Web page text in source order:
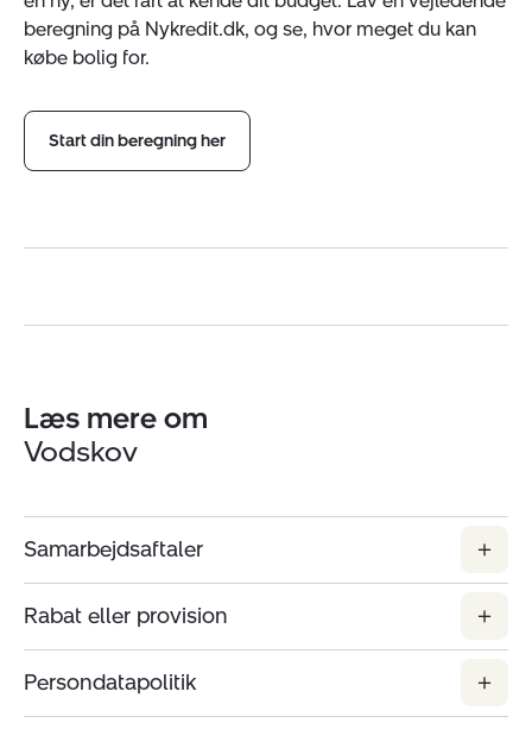
beregning på Nykredit.dk, og se, hvor meget du kan
købe bolig for.
Start din beregning her
Læs mere om
Vodskov
Samarbejdsaftaler
Rabat eller provision
Persondatapolitik